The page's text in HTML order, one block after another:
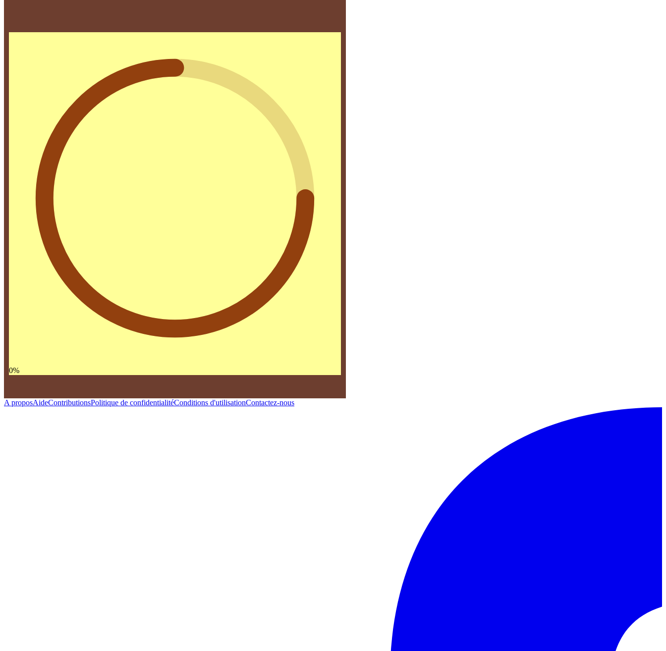
0%
A proposAideContributionsPolitique de confidentialitéConditions d'utilisationContactez-nous